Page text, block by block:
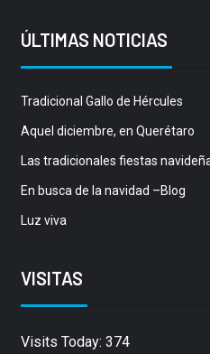
ÚLTIMAS NOTICIAS
Tradicional Gallo de Hércules
Aquel diciembre, en Querétaro
Las tradicionales fiestas
En busca de la navidad –Blog
Luz viva
VISITAS
Visits Today: 374